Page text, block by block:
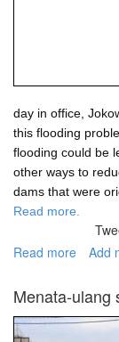
day in office,
this flooding
flooding could be
other ways to
dams that were
Read more.
Read more about
dams,
people,
Add
Menata-ulang